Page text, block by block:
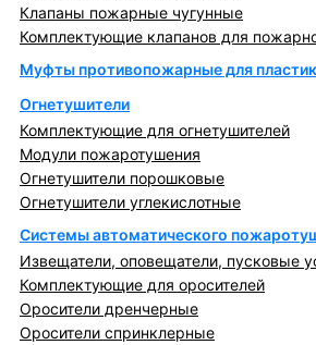
Клапаны пожарные чугунные
Комплектующие клапанов для
Муфты противопожарные для
Огнетушители
Комплектующие для огнетушителей
Модули пожаротушения
Огнетушители порошковые
Огнетушители углекислотные
Системы автоматического
Извещатели, оповещатели, пусковые
Комплектующие для оросителей
Оросители дренчерные
Оросители спринклерные